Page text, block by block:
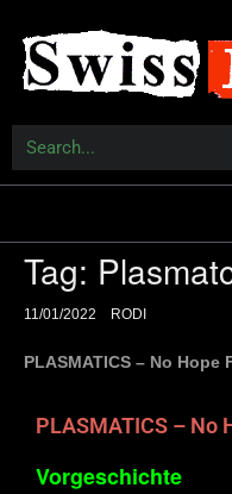
Tag:
11/01/2022 RODI
PLASMATICS – No Hope
PLASMATICS – No
Vorgeschichte